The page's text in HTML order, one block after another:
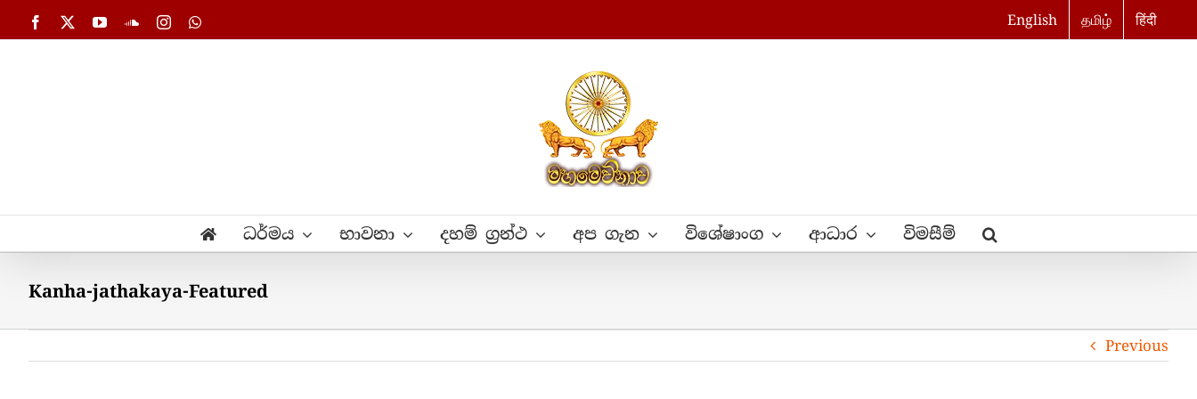
to
Facebook YouTubeSoundCloud
InstagramWhatsApp English தமிழ் हिंदी
ධර්මය භාවනා දහම් ග්‍රන්ථ අප ගැන විශේෂාංග ආධාර විමසීම්
Kanha-jathakaya-Featured
Previous